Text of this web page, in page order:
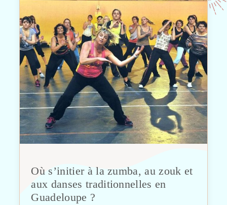
Où s’initier à la zumba, au zouk et
aux danses traditionnelles en
Guadeloupe ?